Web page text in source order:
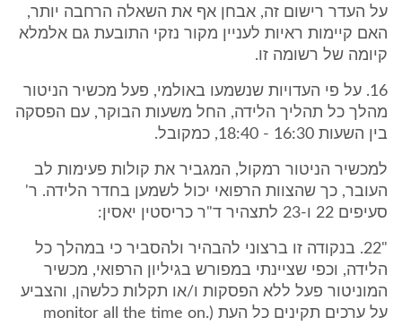
על העדר רישום זה, אבחן אף את השאלה הרחבה יותר,
האם קיימות ראיות לעניין מקור נזקי התובעת גם אלמלא
קיומה של רשומה זו.
16. על פי העדויות שנשמעו באולמי, פעל מכשיר הניטור
מהלך כל תהליך הלידה, החל משעות הבוקר, עם הפסקה
בין השעות 16:30 - 18:40, כמקובל.
למכשיר הניטור רמקול, המגביר את קולות פעימות לב
העובר, כך שהצוות הרפואי יכול לשמען בחדר הלידה. ר'
סעיפים 22 ו-23 לתצהיר ד"ר כריסטין יאסין:
"22. בנקודה זו ברצוני להבהיר ולהסביר כי במהלך כל
הלידה, וכפי שציינתי במפורש בגיליון הרפואי, מכשיר
המוניטור פעל ללא הפסקות ו/או תקלות כלשהן, והצביע
על ערכים תקינים כל העת (monitor all the time on.